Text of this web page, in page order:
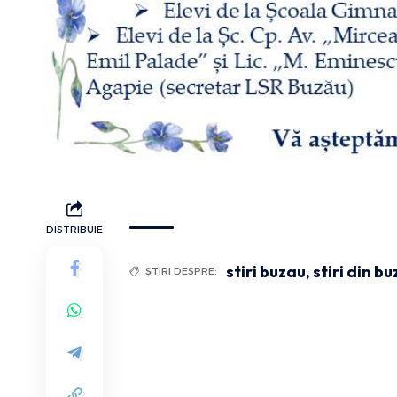
DISTRIBUIE
ȘTIRI DESPRE: stiri buzau,stiri din